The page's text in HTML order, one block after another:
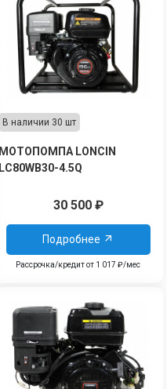
В наличии 30 шт
МОТОПОМПА LONCIN
LC80WB30-4.5Q
30 500₽
Подробнее
Рассрочка/кредит от 1 017 ₽/мес